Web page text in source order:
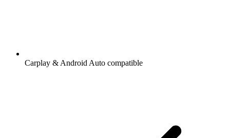
Carplay & Android Auto compatible